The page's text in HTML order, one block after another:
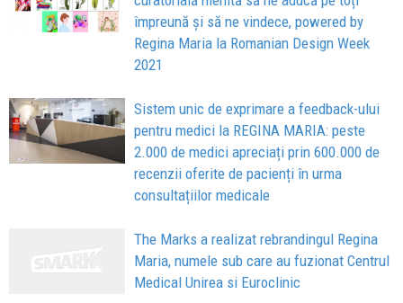
împreună și să ne vindece, powered by
Regina Maria la Romanian Design Week
2021
Sistem unic de exprimare a feedback-ului
pentru medici la REGINA MARIA: peste
2.000 de medici apreciați prin 600.000 de
recenzii oferite de pacienți în urma
consultațiilor medicale
The Marks a realizat rebrandingul Regina
Maria, numele sub care au fuzionat Centrul
Medical Unirea si Euroclinic